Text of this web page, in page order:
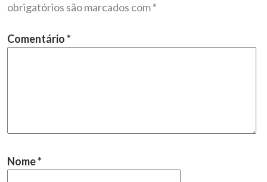
obrigatórios são marcados com*
Comentário*
Nome*